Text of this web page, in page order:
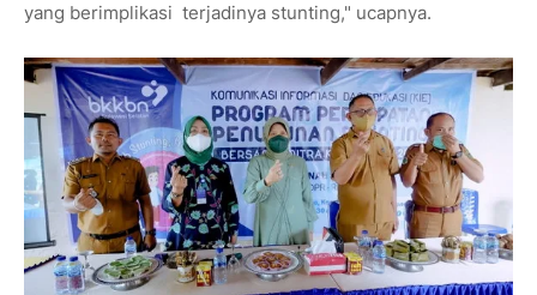
yang berimplikasi terjadinya stunting," ucapnya.